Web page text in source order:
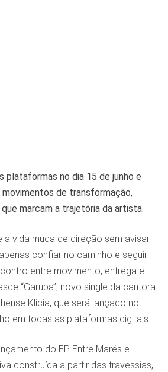
plataformas no dia 15 de junho e
movimentos de transformação,
marcam a trajetória da artista.
a vida muda de direção sem avisar.
confiar no caminho e seguir
entre movimento, entrega e
“Garupa”, novo single da cantora
Klicia, que será lançado no
em todas as plataformas digitais.
do EP Entre Marés e
construída a partir das travessias,